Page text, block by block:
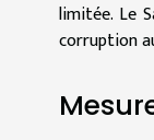
limitée. Le
corruption